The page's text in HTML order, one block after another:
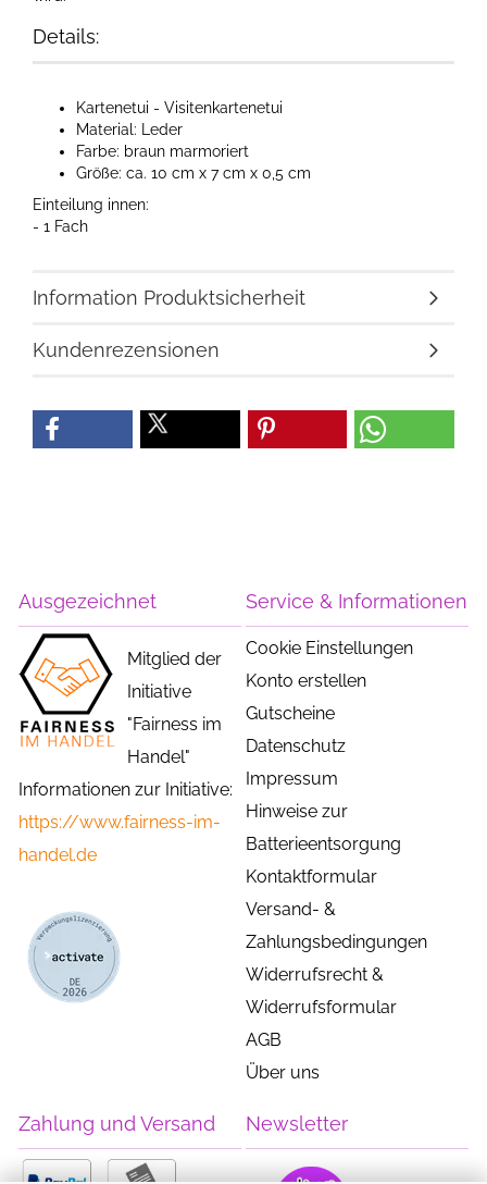
Details:
Kartenetui - Visitenkartenetui
Material: Leder
Farbe: braun marmoriert
Größe: ca. 10 cm x 7 cm x 0,5 cm
Einteilung innen:
- 1 Fach
Information Produktsicherheit
Kundenrezensionen
Ausgezeichnet
Mitglied der
Initiative
"Fairness im
Handel"
Informationen zur Initiative:
https://www.fairness-im-
handel.de
Service & Informationen
Cookie Einstellungen
Konto erstellen
Gutscheine
Datenschutz
Impressum
Hinweise zur
Batterieentsorgung
Kontaktformular
Versand- &
Zahlungsbedingungen
Widerrufsrecht &
Widerrufsformular
AGB
Über uns
Zahlung und Versand Newsletter